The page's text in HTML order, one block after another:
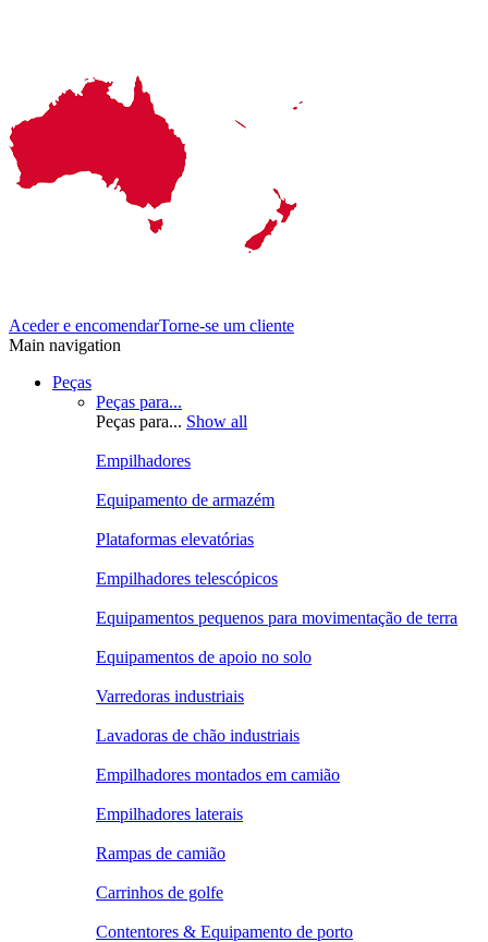
Aceder e encomendarTorne-se um cliente
Main navigation
Peças
Peças para...
Peças para... Show all
Empilhadores
Equipamento de armazém
Plataformas elevatórias
Empilhadores telescópicos
Equipamentos pequenos para movimentação de terra
Equipamentos de apoio no solo
Varredoras industriais
Lavadoras de chão industriais
Empilhadores montados em camião
Empilhadores laterais
Rampas de camião
Carrinhos de golfe
Contentores & Equipamento de porto